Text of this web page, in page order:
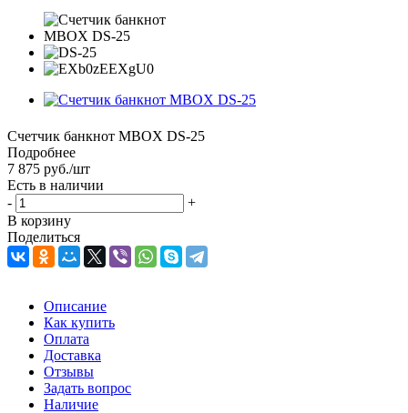
Счетчик банкнот MBOX DS-25
Подробнее
7 875 руб./шт
Есть в наличии
-
+
В корзину
Поделиться
Описание
Как купить
Оплата
Доставка
Отзывы
Задать вопрос
Наличие